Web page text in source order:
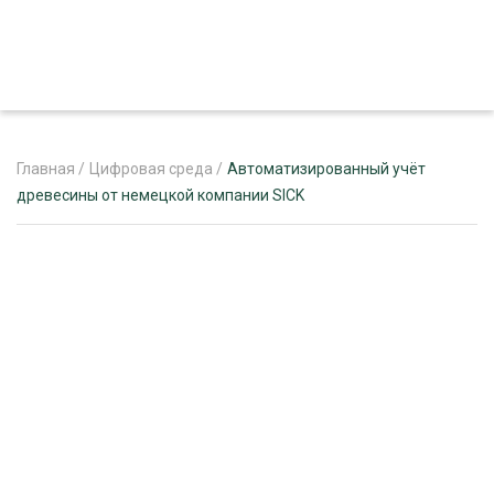
Главная / Цифровая среда / Автоматизированный учёт
древесины от немецкой компании SICK